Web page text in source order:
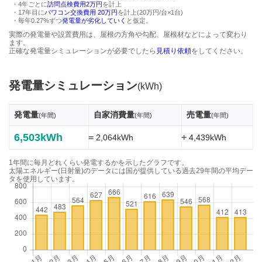
・4年ごとに訪問点検費用2万円を計上
・17年目にパワコン交換費用 20万円を計上(20万円/台×1台)
・毎年0.27%ずつ発電量が劣化していく と仮定。
実際の発電量や設置費用は、屋根の方角や勾配、屋根材などによって変わり
ます。
正確な発電量シミュレーションが必要でしたら 見積り依頼をしてください。
発電量シミュレーション(kWh)
発電量(年間) 自家消費量(年間) 売電量(年間)
6,503kWh =2,064kWh +4,439kWh
1年間に毎月どれくらい発電するかを示したグラフです。
太陽エネルギー(日射量)のデータには国が提供している過去29年間の平均デー
タを使用しています。